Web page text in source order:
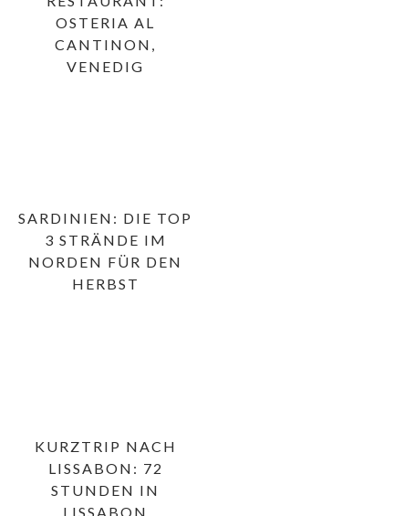
OSTERIA AL
CANTINON,
VENEDIG
SARDINIEN: DIE TOP
3 STRÄNDE IM
NORDEN FÜR DEN
HERBST
KURZTRIP NACH
LISSABON: 72
STUNDEN IN
LISSABON